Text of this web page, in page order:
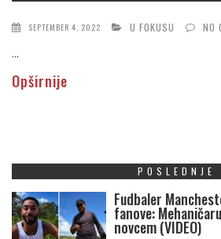
SEPTEMBER 4, 2022 U FOKUSU NO
...
Opširnije
POSLEDNJE
Fudbaler
fanove:
novcem (VIDEO)